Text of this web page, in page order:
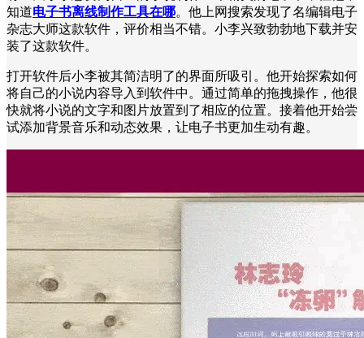
知道电子书离线制作工具在哪。他上网搜索发现了名编辑电子
杂志大师这款软件，评价相当不错。小李兴致勃勃地下载并安
装了这款软件。
打开软件后小李被其简洁明了的界面所吸引。他开始探索如何
将自己的小说内容导入到软件中。通过简单的拖拽操作，他很
快就将小说的文字和图片放置到了相应的位置。接着他开始尝
试添加背景音乐和动态效果，让电子书更加生动有趣。